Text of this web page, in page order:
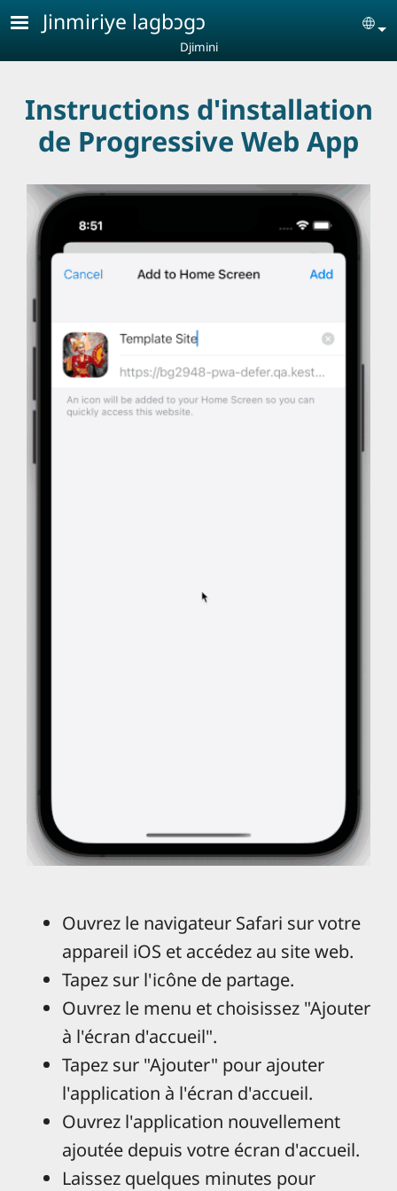
Aller au contenu principal
Jinmiriye lagbɔgɔ
Djimini
Instructions d'installation
de Progressive Web App
Ouvrez le navigateur Safari sur votre
appareil iOS et accédez au site web.
Tapez sur l'icône de partage.
Ouvrez le menu et choisissez "Ajouter
à l'écran d'accueil".
Tapez sur "Ajouter" pour ajouter
l'application à l'écran d'accueil.
Ouvrez l'application nouvellement
ajoutée depuis votre écran d'accueil.
Laissez quelques minutes pour